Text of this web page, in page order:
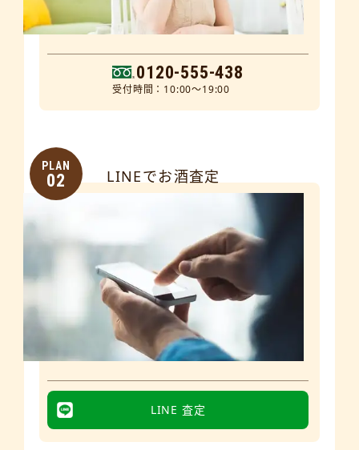
0120-555-438
受付時間：10:00～19:00
PLAN
02 LINEでお酒査定
LINE 査定